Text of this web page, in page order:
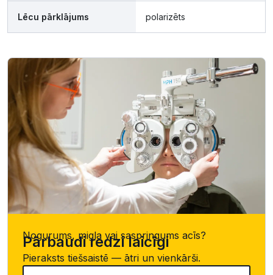
Lēcu pārklājums polarizēts
Nogurums, migla vai saspringums acīs?
Pārbaudi redzi laicīgi
Pieraksts tiešsaistē — ātri un vienkārši.